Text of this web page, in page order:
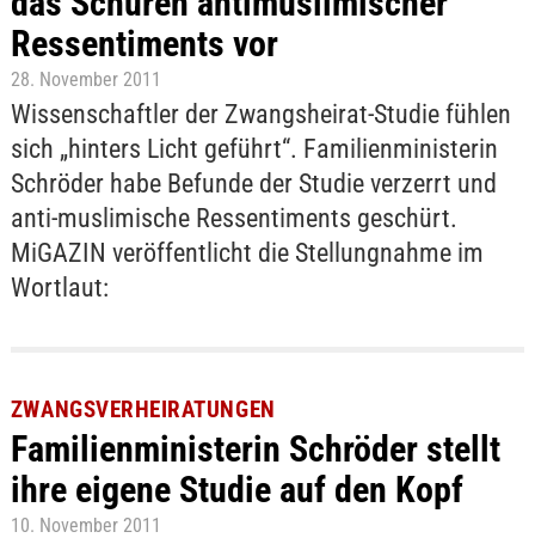
Ressentiments vor
28. November 2011
Wissenschaftler der Zwangsheirat-Studie fühlen
sich „hinters Licht geführt“. Familienministerin
Schröder habe Befunde der Studie verzerrt und
anti-muslimische Ressentiments geschürt.
MiGAZIN veröffentlicht die Stellungnahme im
Wortlaut:
ZWANGSVERHEIRATUNGEN
Familienministerin Schröder stellt
ihre eigene Studie auf den Kopf
10. November 2011